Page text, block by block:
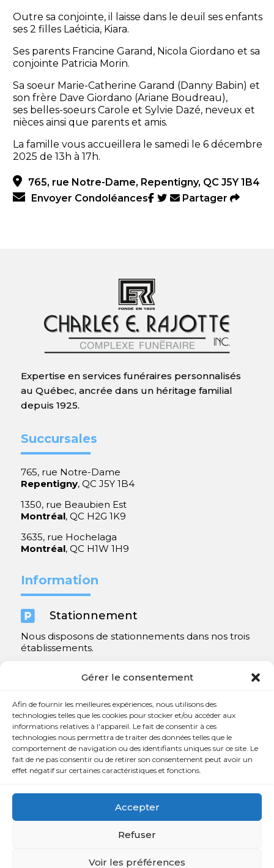
Gérer le consentement
Afin de fournir les meilleures expériences, nous utilisons des
technologies telles que les cookies pour stocker et/ou accéder aux
informations relatives à l'appareil. Le fait de consentir à ces
technologies nous permettra de traiter des données telles que le
comportement de navigation ou des identifiants uniques sur ce site. Le
fait de ne pas consentir ou de retirer son consentement peut avoir un
effet négatif sur certaines caractéristiques et fonctions.
Accepter
Refuser
Voir les préférences
Outre sa conjointe, il laisse dans le deuil ses enfants
ses 2 filles Laéticia, Kiara.
Ses parents Francine Garand, Nicola Giordano et sa
conjointe Patricia Morin.
Sa soeur Marie-Catherine Garand (Danny Babin) et
son frère Dave Giordano (Ariane Boudreau),
ses belles-soeurs Carole et Sylvie Dazé, neveux et
nièces ainsi que parents et amis.
La famille vous accueillera le samedi le 6 décembre
2025 de 13h à 17h.
765, rue Notre-Dame, Repentigny, QC J5Y 1B4
Envoyer Condoléances
Partager
Expertise en services funéraires personnalisés
au Québec, ancrée dans un héritage familial
depuis 1925.
Succursales
765, rue Notre-Dame
Repentigny, QC J5Y 1B4
1350, rue Beaubien Est
Montréal, QC H2G 1K9
3635, rue Hochelaga
Montréal, QC H1W 1H9
Information
 Stationnement
Nous disposons de stationnements dans nos trois
établissements.
Contact
 450 654-3342
 info@charlesrajotte.com
765, rue Notre-Dame